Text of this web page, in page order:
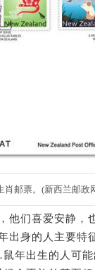
肖邮票。(新西兰邮政
们喜爱安静，
出身的人主要特
年出生的人可能